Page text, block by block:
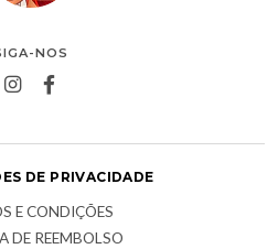
NOS
DE PRIVACIDADE
E CONDIÇÕES
DE REEMBOLSO